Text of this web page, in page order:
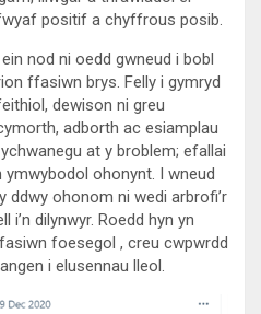
positif a chyffrous posib.
nod ni oedd gwneud i bobl
ffasiwn brys. Felly i gymryd
dewison ni greu
adborth ac esiamplau
at y broblem; efallai
ohonynt. I wneud
ddwy ohonom ni wedi arbrofi’r
i’n dilynwyr. Roedd hyn yn
foesegol , creu cwpwrdd
i elusennau lleol.